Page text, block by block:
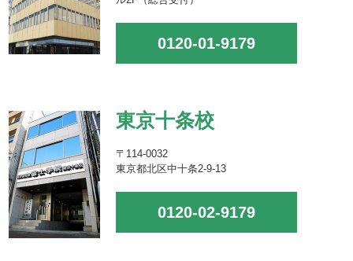
0120-01-9179
東京十条校
〒114-0032
東京都北区中十条2-9-13
0120-02-9179